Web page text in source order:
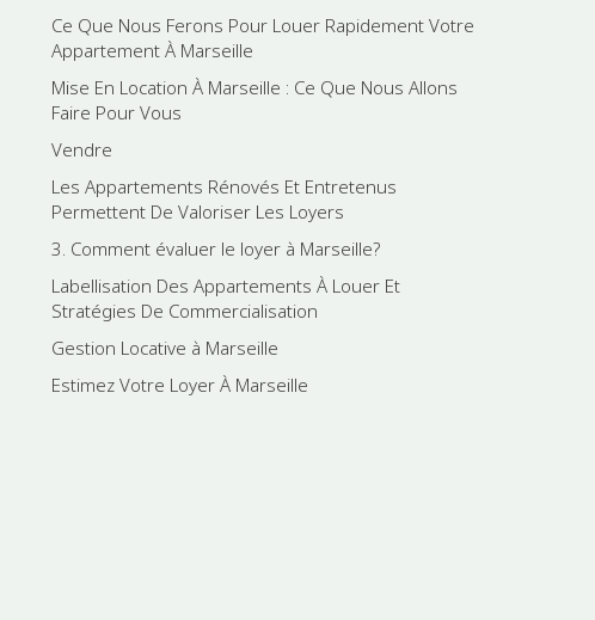
Ce Que Nous Ferons Pour Louer Rapidement Votre
Appartement À Marseille
Mise En Location À Marseille : Ce Que Nous Allons
Faire Pour Vous
Vendre
Les Appartements Rénovés Et Entretenus
Permettent De Valoriser Les Loyers
3. Comment évaluer le loyer à Marseille?
Labellisation Des Appartements À Louer Et
Stratégies De Commercialisation
Gestion Locative à Marseille
Estimez Votre Loyer À Marseille